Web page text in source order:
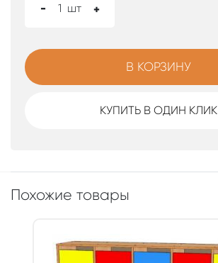
- 1 шт +
В КОРЗИНУ
КУПИТЬ В ОДИН КЛИК
Похожие товары